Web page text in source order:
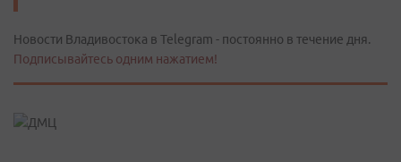
Новости Владивостока в Telegram - постоянно в течение дня.
Подписывайтесь одним нажатием!